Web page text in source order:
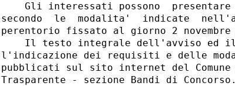
Gli interessati possono
secondo  le  modalita'  indicate
perentorio fissato al giorno 2
Il testo integrale dell'avviso ed
l'indicazione dei requisiti e delle
pubblicati sul sito internet del Comune
Trasparente - sezione Bandi di